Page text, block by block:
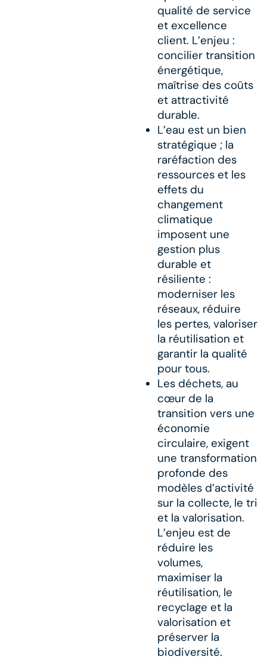
qualité de service
et excellence
client. L’enjeu :
concilier transition
énergétique,
maîtrise des coûts
et attractivité
durable.​
L’eau est un bien
stratégique ; la
raréfaction des
ressources et les
effets du
changement
climatique
imposent une
gestion plus
durable et
résiliente :
moderniser les
réseaux, réduire
les pertes, valoriser
la réutilisation et
garantir la qualité
pour tous.​
Les déchets, au
cœur de la
transition vers une
économie
circulaire, exigent
une transformation
profonde des
modèles d’activité
sur la collecte, le tri
et la valorisation.
L’enjeu est de
réduire les
volumes,
maximiser la
réutilisation, le
recyclage et la
valorisation et
préserver la
biodiversité. ​